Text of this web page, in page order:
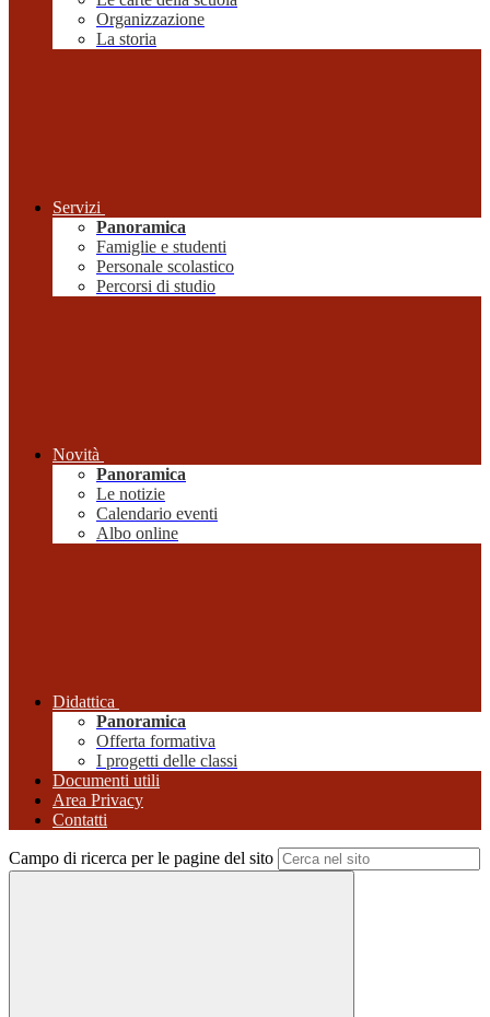
Organizzazione
La storia
Servizi
Panoramica
Famiglie e studenti
Personale scolastico
Percorsi di studio
Novità
Panoramica
Le notizie
Calendario eventi
Albo online
Didattica
Panoramica
Offerta formativa
I progetti delle classi
Documenti utili
Area Privacy
Contatti
Campo di ricerca per le pagine del sito